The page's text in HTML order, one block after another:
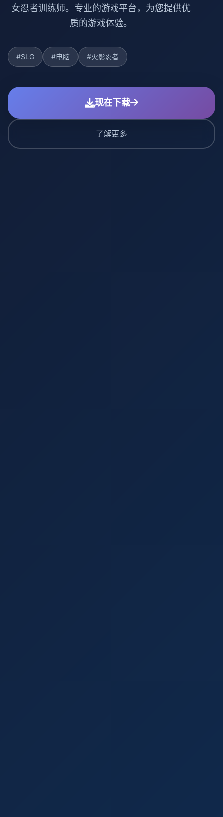
女忍者训练师。专业的游戏平台，为您提供优
质的游戏体验。
#SLG #电脑 #火影忍者
现在下载
了解更多